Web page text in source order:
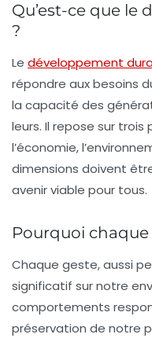
Qu’est-ce que
?
Le développement
répondre aux besoins
la capacité des
leurs. Il repose sur
l’économie,
dimensions doivent
avenir viable pour tous.
Pourquoi
Chaque geste, aussi
significatif sur notre
comportements
préservation de notre